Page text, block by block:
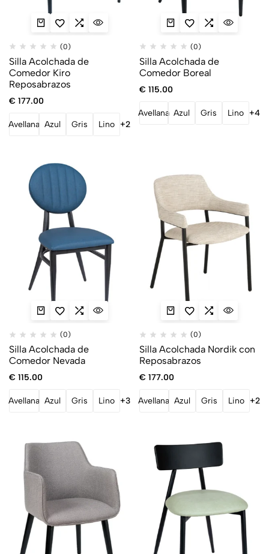
(0)
Silla Acolchada de
Comedor Kiro
Reposabrazos
€ 177.00
Avellana Azul Gris Lino +2
(0)
Silla Acolchada de
Comedor Boreal
€ 115.00
Avellana Azul Gris Lino +4
(0)
Silla Acolchada de
Comedor Nevada
€ 115.00
Avellana Azul Gris Lino +3
(0)
Silla Acolchada Nordik con
Reposabrazos
€ 177.00
Avellana Azul Gris Lino +2